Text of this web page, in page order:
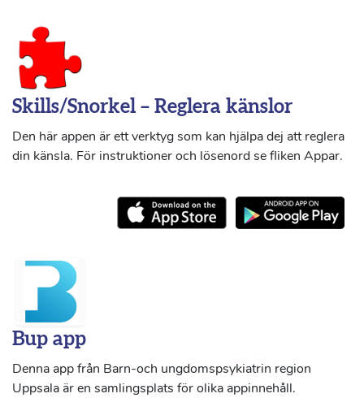
Skills/Snorkel – Reglera känslor
Den här appen är ett verktyg som kan hjälpa dej att reglera
din känsla. För instruktioner och lösenord se fliken Appar.
Bup app
Denna app från Barn-och ungdomspsykiatrin region
Uppsala är en samlingsplats för olika appinnehåll.